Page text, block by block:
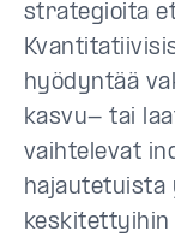
strategioita
hyödyntää
kasvu- tai
vaihtelevat
hajautetuista
keskitettyihin